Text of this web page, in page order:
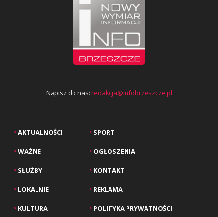
Napisz do nas: redakcja@infobrzeszcze.pl
> AKTUALNOŚCI
> WAŻNE
> SŁUŻBY
> LOKALNIE
> KULTURA
> SPORT
> OGŁOSZENIA
> KONTAKT
> REKLAMA
> POLITYKA PRYWATNOŚCI